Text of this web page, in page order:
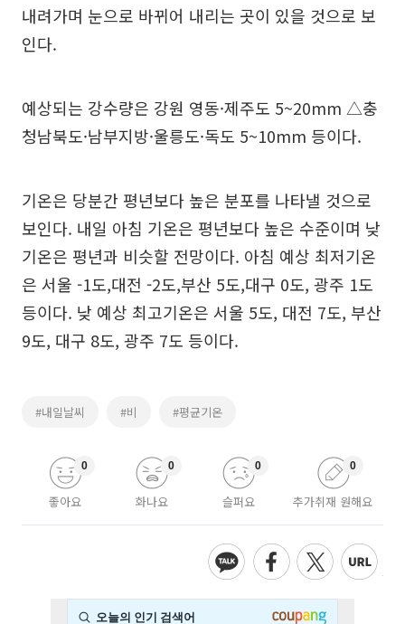
내려가며 눈으로 바뀌어 내리는 곳이 있을 것으로 보
인다.
예상되는 강수량은 강원 영동·제주도 5~20mm △충
청남북도·남부지방·울릉도·독도 5~10mm 등이다.
기온은 당분간 평년보다 높은 분포를 나타낼 것으로
보인다. 내일 아침 기온은 평년보다 높은 수준이며 낮
기온은 평년과 비슷할 전망이다. 아침 예상 최저기온
은 서울 -1도,대전 -2도,부산 5도,대구 0도, 광주 1도
등이다. 낮 예상 최고기온은 서울 5도, 대전 7도, 부산
9도, 대구 8도, 광주 7도 등이다.
#내일날씨 #비 #평균기온
좋아요
0
화나요
0
슬퍼요
0
추가취재 원해요
0